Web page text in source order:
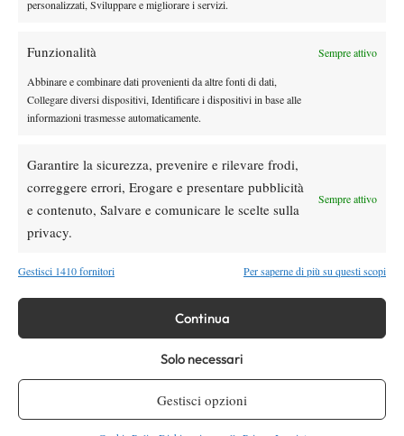
personalizzati, Sviluppare e migliorare i servizi.
Funzionalità Sempre attivo
Abbinare e combinare dati provenienti da altre fonti di dati,
Collegare diversi dispositivi, Identificare i dispositivi in base alle
informazioni trasmesse automaticamente.
Garantire la sicurezza, prevenire e rilevare frodi,
correggere errori, Erogare e presentare pubblicità
e contenuto, Salvare e comunicare le scelte sulla
privacy.
Sempre attivo
Gestisci 1410 fornitori Per saperne di più su questi scopi
Continua
Solo necessari
Gestisci opzioni
Testata giornalisticaSpazio Tennisregistrata Aut-Trib Milano n°
10268 del 15/09/2025
Direttore Responsabile: Alessandro Nizegorodcew
HOME
WTA
CHALLENGER